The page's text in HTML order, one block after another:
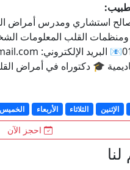
ومدرس أمراض القلب
المعلومات الشخصية 📞
في أمراض القلب🏥
الأربعاء الخميس الجمعة